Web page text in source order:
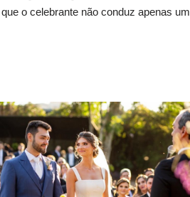
o celebrante não conduz apenas um